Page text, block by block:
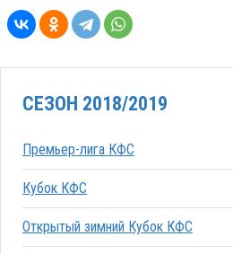
СЕЗОН 2018/2019
Премьер-лига КФС
Кубок КФС
Открытый зимний Кубок КФС